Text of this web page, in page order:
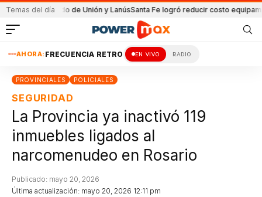
Temas del día
el partido de Unión y LanúsSanta Fe logró reducir costo equipamiento
AHORA: FRECUENCIA RETRO EN VIVO RADIO
PROVINCIALES POLICIALES
SEGURIDAD
La Provincia ya inactivó 119
inmuebles ligados al
narcomenudeo en Rosario
Última actualización: mayo 20, 2026 12:11 pm
Publicado: mayo 20, 2026